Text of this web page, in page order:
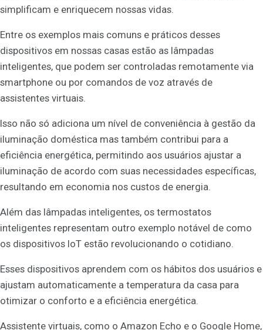
simplificam e enriquecem nossas vidas.
Entre os exemplos mais comuns e práticos desses
dispositivos em nossas casas estão as lâmpadas
inteligentes, que podem ser controladas remotamente via
smartphone ou por comandos de voz através de
assistentes virtuais.
Isso não só adiciona um nível de conveniência à gestão da
iluminação doméstica mas também contribui para a
eficiência energética, permitindo aos usuários ajustar a
iluminação de acordo com suas necessidades específicas,
resultando em economia nos custos de energia.
Além das lâmpadas inteligentes, os termostatos
inteligentes representam outro exemplo notável de como
os dispositivos IoT estão revolucionando o cotidiano.
Esses dispositivos aprendem com os hábitos dos usuários e
ajustam automaticamente a temperatura da casa para
otimizar o conforto e a eficiência energética.
Assistente virtuais, como o Amazon Echo e o Google Home,